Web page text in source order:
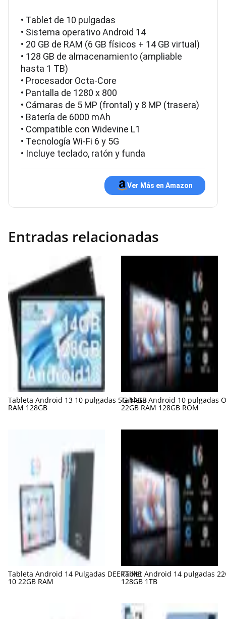
• Tablet de 10 pulgadas
• Sistema operativo Android 14
• 20 GB de RAM (6 GB físicos + 14 GB virtual)
• 128 GB de almacenamiento (ampliable
hasta 1 TB)
• Procesador Octa-Core
• Pantalla de 1280 x 800
• Cámaras de 5 MP (frontal) y 8 MP (trasera)
• Batería de 6000 mAh
• Compatible con Widevine L1
• Tecnología Wi-Fi 6 y 5G
• Incluye teclado, ratón y funda
Ver Más en Amazon
Entradas relacionadas
Tableta Android 13 10 pulgadas 5G 14GB
RAM 128GB
Tableta Android 10 pulgadas
22GB RAM 128GB ROM
Tableta Android 14 Pulgadas DEERTiME
10 22GB RAM
Tablet Android 14 pulgadas
128GB 1TB